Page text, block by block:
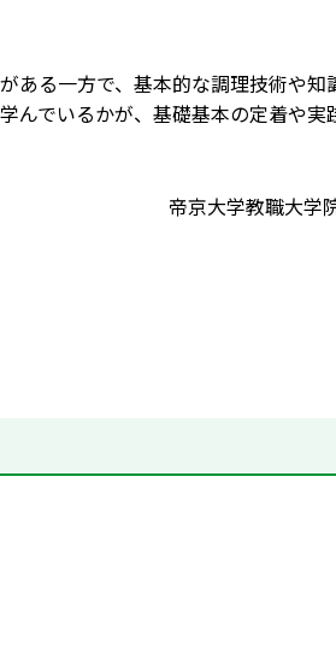
ある一方で、基本的な調理技術や知
んでいるかが、基礎基本の定着や実
帝京大学教職大